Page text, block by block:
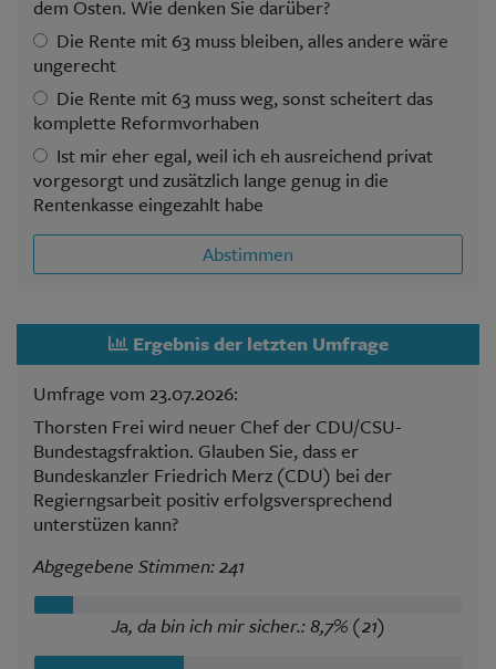
dem Osten. Wie denken Sie darüber?
Die Rente mit 63 muss bleiben, alles andere wäre
ungerecht
Die Rente mit 63 muss weg, sonst scheitert das
komplette Reformvorhaben
Ist mir eher egal, weil ich eh ausreichend privat
vorgesorgt und zusätzlich lange genug in die
Rentenkasse eingezahlt habe
Abstimmen
Ergebnis der letzten Umfrage
Umfrage vom 23.07.2026:
Thorsten Frei wird neuer Chef der CDU/CSU-
Bundestagsfraktion. Glauben Sie, dass er
Bundeskanzler Friedrich Merz (CDU) bei der
Regierngsarbeit positiv erfolgsversprechend
unterstüzen kann?
Abgegebene Stimmen: 241
Ja, da bin ich mir sicher.: 8,7% (21)